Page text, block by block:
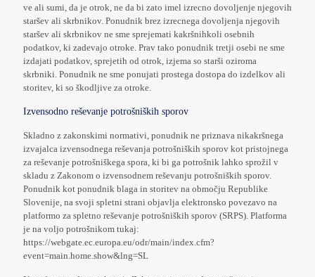
ve ali sumi, da je otrok, ne da bi zato imel izrecno dovoljenje njegovih
staršev ali skrbnikov. Ponudnik brez izrecnega dovoljenja njegovih
staršev ali skrbnikov ne sme sprejemati kakršnihkoli osebnih
podatkov, ki zadevajo otroke. Prav tako ponudnik tretji osebi ne sme
izdajati podatkov, sprejetih od otrok, izjema so starši oziroma
skrbniki. Ponudnik ne sme ponujati prostega dostopa do izdelkov ali
storitev, ki so škodljive za otroke.
Izvensodno reševanje potrošniških sporov
Skladno z zakonskimi normativi, ponudnik ne priznava nikakršnega
izvajalca izvensodnega reševanja potrošniških sporov kot pristojnega
za reševanje potrošniškega spora, ki bi ga potrošnik lahko sprožil v
skladu z Zakonom o izvensodnem reševanju potrošniških sporov.
Ponudnik kot ponudnik blaga in storitev na območju Republike
Slovenije, na svoji spletni strani objavlja elektronsko povezavo na
platformo za spletno reševanje potrošniških sporov (SRPS). Platforma
je na voljo potrošnikom tukaj:
https://webgate.ec.europa.eu/odr/main/index.cfm?
event=main.home.show&lng=SL